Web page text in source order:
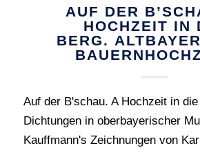
AUF DER
HOCHZEIT IN
BERG.
Auf der B'schau. A Hochzeit in
Dichtungen in oberbayerischer
Kauffmann's Zeichnungen von